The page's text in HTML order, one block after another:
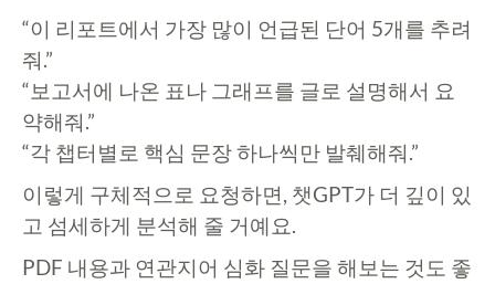
“이 리포트에서 가장 많이 언급된 단어 5개를 추려
줘.”
“보고서에 나온 표나 그래프를 글로 설명해서 요
약해줘.”
“각 챕터별로 핵심 문장 하나씩만 발췌해줘.”
이렇게 구체적으로 요청하면, 챗GPT가 더 깊이 있
고 섬세하게 분석해 줄 거예요.
PDF 내용과 연관지어 심화 질문을 해보는 것도 좋